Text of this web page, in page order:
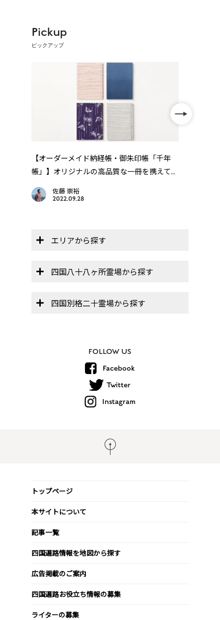
Pickup
ピックアップ
【オーダーメイド納経帳・御朱印帳「千年
帳」】オリジナルの高品質な一冊を携えて...
佐藤 崇裕
2022.09.28
エリアから探す
四国八十八ヶ所霊場から探す
四国別格二十霊場から探す
FOLLOW US
Facebook
Twitter
Instagram
トップページ
本サイトについて
記事一覧
四国遍路情報を地図から探す
広告掲載のご案内
四国遍路お役立ち情報の募集
ライターの募集